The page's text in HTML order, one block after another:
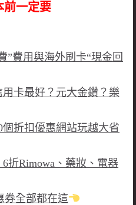
前一定要
”費用與海外刷卡“現金回
卡最好？元大金鑽？樂
個折扣優惠網站玩越大省
折Rimowa、藥妝、電器
券全部都在這